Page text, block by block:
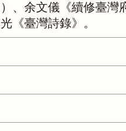
、余文儀《續修臺灣
《臺灣詩錄》。